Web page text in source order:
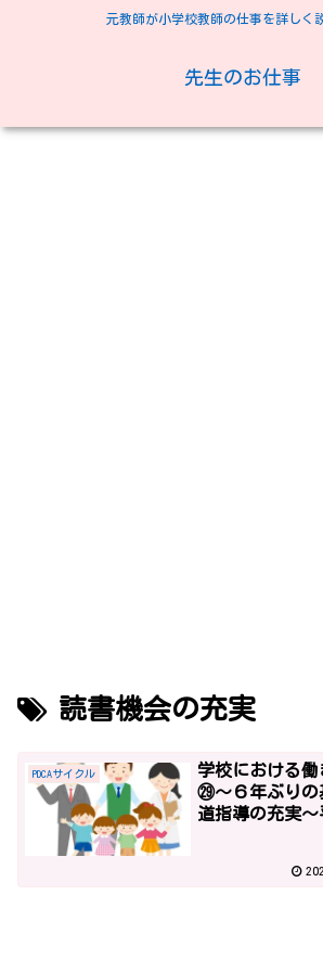
元教師が小学校教師の仕事を詳しく
先生のお仕事
読書機会の充実
PDCAサイクル
学校における
㉙～６年ぶり
道指導の充実